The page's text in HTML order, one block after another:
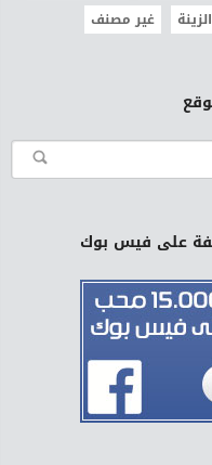
غير مصنف
على فيس بوك